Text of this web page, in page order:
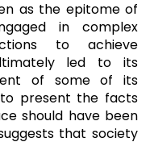
as the epitome of
in complex
to achieve
led to its
of some of its
present the facts
should have been
that society